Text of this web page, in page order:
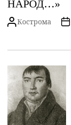
НАРОД…»
Кострома